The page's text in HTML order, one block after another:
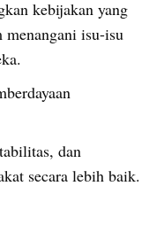
kebijakan yang
isu-isu
dan
secara lebih baik.